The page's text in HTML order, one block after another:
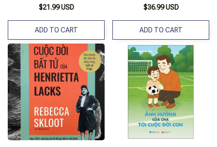
$21.99 USD
ADD TO CART
$36.99 USD
ADD TO CART